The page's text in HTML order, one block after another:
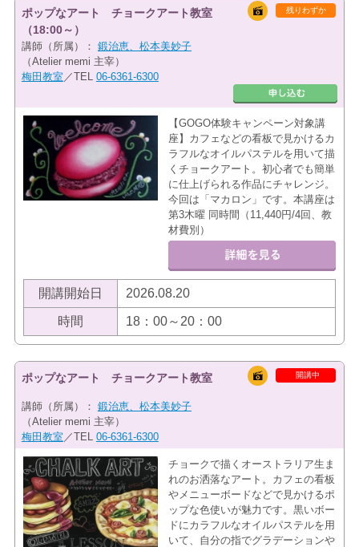
残りわずか
ポップなアート チョークアート教室
（18:00～）
講師（所属）： 鍛治恵、松本美妙子
（Atelier memi 主宰）
梅田教室 ／TEL 06-6361-6300
【GOGO体験キャンペーン対象講
座】カフェなどの看板で見かけるカ
ラフルなオイルパステルを用いて描
くチョークアート。初心者でも簡単
に仕上げられる作品にチャレンジ。
今回は「マカロン」です。本講座は
第3木曜 同時間（11,440円/4回、教
材費別）
開講開始日 2026.08.20
時間 18：00～20：00
開講中
ポップなアート チョークアート教室
講師（所属）： 鍛治恵、松本美妙子
（Atelier memi 主宰）
梅田教室 ／TEL 06-6361-6300
チョークで描くオーストラリア生ま
れのお洒落なアート。カフェの看板
やメニューボードなどで見かけるポ
ップな色使いが魅力です。黒いボー
ドにカラフルなオイルパステルを用
いて、自分の指でグラデーションや